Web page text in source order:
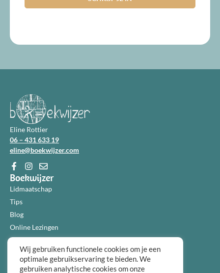
Eline Rottier
06 – 431 633 19
eline@boekwijzer.com
Boekwijzer
Lidmaatschap
Tips
Blog
Online Lezingen
Diensten
Over ons
Informatie
Wij gebruiken functionele cookies om je een
optimale gebruikservaring te bieden. We
gebruiken analytische cookies om onze